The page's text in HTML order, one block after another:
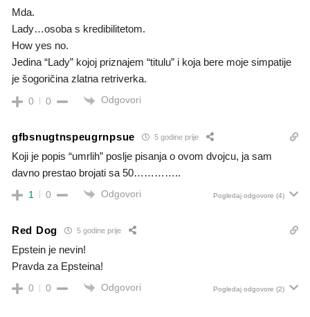
Mda.
Lady…osoba s kredibilitetom.
How yes no.
Jedina “Lady” kojoj priznajem “titulu” i koja bere moje simpatije
je šogoričina zlatna retriverka.
0 0 Odgovori
gfbsnugtnspeugrnpsue 5 godine prije
Koji je popis “umrlih” poslje pisanja o ovom dvojcu, ja sam
davno prestao brojati sa 50…………..
1 0 Odgovori Pogledaj odgovore (4)
Red Dog 5 godine prije
Epstein je nevin!
Pravda za Epsteina!
0 0 Odgovori Pogledaj odgovore (2)